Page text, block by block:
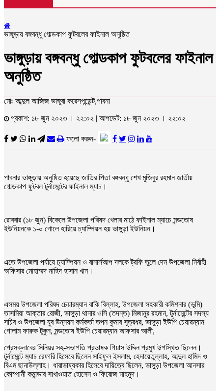
ভাঙ্গুড়ায় বঙ্গবন্ধু গোল্ডকাপ ফুটবলের ফাইনাল অনুষ্ঠিত
ভাঙ্গুড়ায় বঙ্গবন্ধু গোল্ডকাপ ফুটবলের ফাইনাল
অনুষ্ঠিত
মোঃ আব্দুল আজিজ ভাঙ্গুরা করেসপন্ডেন্ট,পাবনা
প্রকাশ: ১৮ জুন ২০২৩ । ২২:০২ | আপডেট: ১৮ জুন ২০২৩ । ২২:০২
ফলো করুন-
পাবনার ভাঙ্গুড়ায় অনুষ্ঠিত হয়েছে জাতির পিতা বঙ্গবন্ধু শেখ মুজিবুর রহমান জাতীয়
গোল্ডকাপ ফুটবল টুর্নামেন্টের ফাইনাল ম্যাচ।
রোববার (১৮ জুন) বিকেলে উপজেলা পরিষদ খেলার মাঠে ফাইনাল ম্যাচে মন্ডতোষ
ইউনিয়নকে ১-০ গোলে হারিয়ে চ্যাম্পিয়ন হয় ভাঙ্গুড়া ইউনিয়ন।
এতে উপজেলা পর্যায়ে চ্যাম্পিয়ন ও রানার্সআপ দলকে ট্রফি তুলে দেন উপজেলা নির্বাহী
অফিসার মোহাম্মদ নাহিদ হাসান খান।
এসময় উপজেলা পরিষদ চেয়ারম্যান বাকি বিল্লাহ, উপজেলা সহকারী কমিশনার (ভূমি)
তাসমিয়া আক্তার রোজী, ভাঙ্গুড়া থানার ওসি (তদন্ত) মিজানুর রহমান, টুর্নামেন্টের সদস্য
সচিব ও উপজেলা যুব উন্নয়ন কর্মকর্তা তপন কুমার সূত্রধর, ভাঙ্গুড়া ইউপি চেয়ারম্যান
গোলাম ফারুক টুকুন, মন্ডতোষ ইউপি চেয়ারম্যান আফসার আলী,
প্রেসক্লাবের সিনিয়র সহ-সভাপতি প্রভাষক গিয়াস উদ্দিন প্রমুখ উপস্থিত ছিলেন।
টুর্নামেন্টে ম্যাচ রেফারি হিসেবে ছিলেন সাইফুল ইসলাম, হেদায়েতুল্লাহ, আব্দুল হামিদ ও
বিএম ছানাউল্লাহ। ধারাভাষ্যকার হিসেবে দায়িত্বে ছিলেন, ভাঙ্গুড়া উপজেলা আনসার
কোম্পানী কমান্ডার সাখাওয়াত হোসেন ও ফিরোজ মাহমুদ।